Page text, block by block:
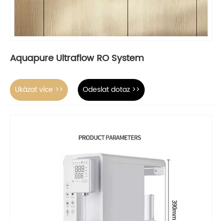
Aquapure Ultraflow RO System
Ukázat více >> Odeslat dotaz >>